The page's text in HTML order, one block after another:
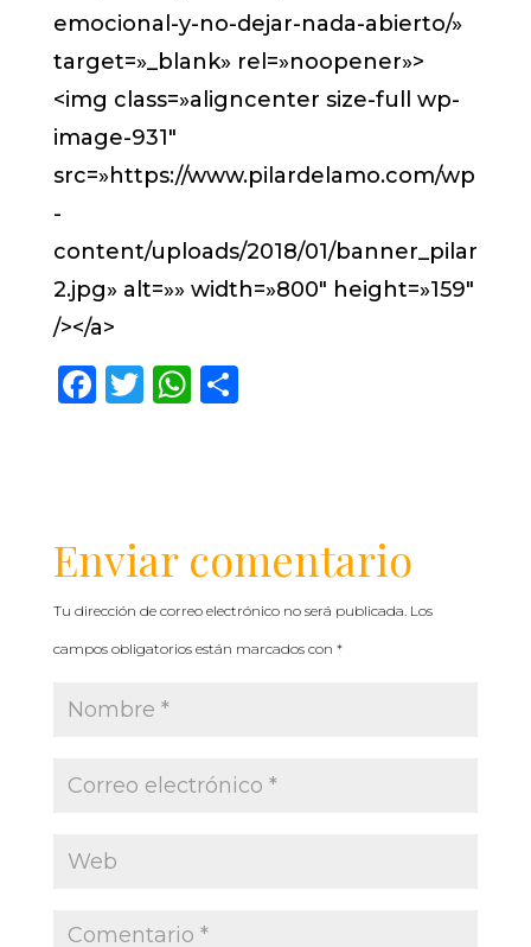
emocional-y-no-dejar-nada-abierto/»
target=»_blank» rel=»noopener»>
<img class=»aligncenter size-full wp-
image-931″
src=»https://www.pilardelamo.com/wp
-
content/uploads/2018/01/banner_pilar
2.jpg» alt=»» width=»800″ height=»159″
/></a>
F
o
o
k
T W
p
p
C
rt
ir
Enviar comentario
Tu dirección de correo electrónico no será publicada. Los
campos obligatorios están marcados con *